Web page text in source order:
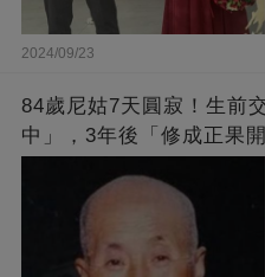
2024/09/23
84歲尼姑7天圓寂！生前
中」，3年後「修成正果